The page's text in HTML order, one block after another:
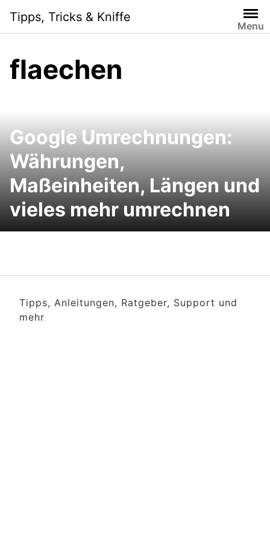
content
Tipps, Tricks & Kniffe
Menu
flaechen
Google Umrechnungen:
Währungen,
Maßeinheiten, Längen und
vieles mehr umrechnen
Tipps, Anleitungen, Ratgeber, Support und
mehr